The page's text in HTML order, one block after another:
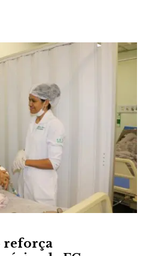
reforça